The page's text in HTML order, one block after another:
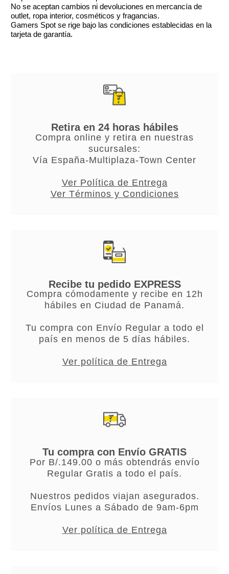
No se aceptan cambios ni devoluciones en mercancía de
outlet, ropa interior, cosméticos y fragancias.
Gamers Spot se rige bajo las condiciones establecidas en la
tarjeta de garantía.
Retira en 24 horas hábiles
Compra online y retira en nuestras
sucursales:
Vía España-Multiplaza-Town Center
Ver Política de Entrega
Ver Términos y Condiciones
Recibe tu pedido EXPRESS
Compra cómodamente y recibe en 12h
hábiles en Ciudad de Panamá.
Tu compra con Envío Regular a todo el
país en menos de 5 días hábiles.
Ver política de Entrega
Tu compra con Envío GRATIS
Por B/.149.00 o más obtendrás envío
Regular Gratis a todo el país.
Nuestros pedidos viajan asegurados.
Envíos Lunes a Sábado de 9am-6pm
Ver política de Entrega